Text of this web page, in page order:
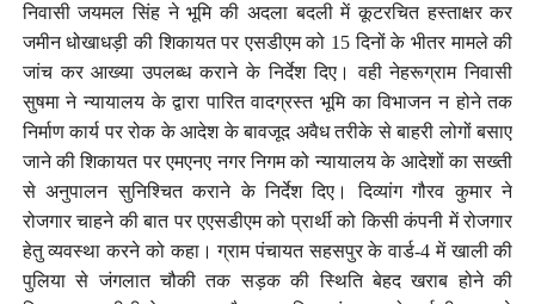
निवासी जयमल सिंह ने भूमि की अदला बदली में कूटरचित हस्ताक्षर कर
जमीन धोखाधड़ी की शिकायत पर एसडीएम को 15 दिनों के भीतर मामले की
जांच कर आख्या उपलब्ध कराने के निर्देश दिए। वही नेहरूग्राम निवासी
सुषमा ने न्यायालय के द्वारा पारित वादग्रस्त भूमि का विभाजन न होने तक
निर्माण कार्य पर रोक के आदेश के बावजूद अवैध तरीके से बाहरी लोगों बसाए
जाने की शिकायत पर एमएनए नगर निगम को न्यायालय के आदेशों का सख्ती
से अनुपालन सुनिश्चित कराने के निर्देश दिए। दिव्यांग गौरव कुमार ने
रोजगार चाहने की बात पर एएसडीएम को प्रार्थी को किसी कंपनी में रोजगार
हेतु व्यवस्था करने को कहा। ग्राम पंचायत सहसपुर के वार्ड-4 में खाली की
पुलिया से जंगलात चौकी तक सड़क की स्थिति बेहद खराब होने की